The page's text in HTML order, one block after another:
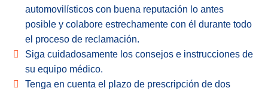
automovilísticos con buena reputación lo antes
posible y colabore estrechamente con él durante todo
el proceso de reclamación.
Siga cuidadosamente los consejos e instrucciones de
su equipo médico.
Tenga en cuenta el plazo de prescripción de dos